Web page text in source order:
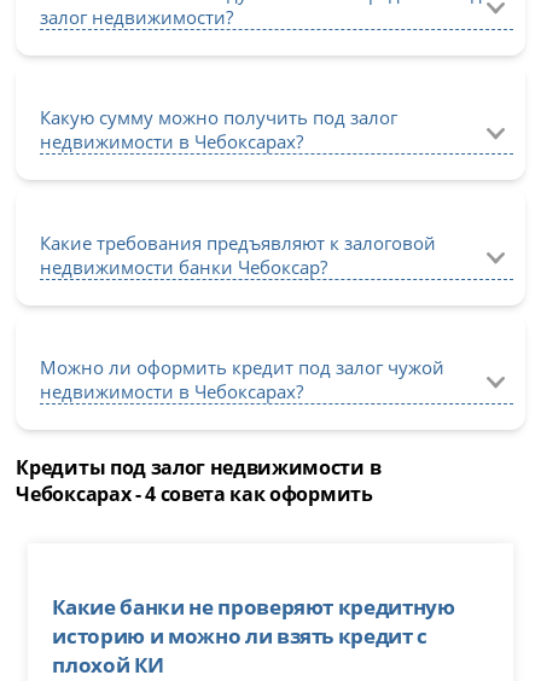
залог недвижимости?
Какую сумму можно получить под залог
недвижимости в Чебоксарах?
Какие требования предъявляют к залоговой
недвижимости банки Чебоксар?
Можно ли оформить кредит под залог чужой
недвижимости в Чебоксарах?
Кредиты под залог недвижимости в
Чебоксарах - 4 совета как оформить
Какие банки не проверяют кредитную
историю и можно ли взять кредит с
плохой КИ